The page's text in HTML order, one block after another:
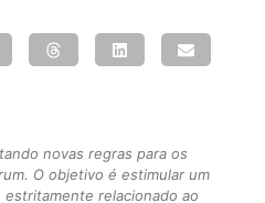
novas regras para os
O objetivo é estimular um
relacionado ao